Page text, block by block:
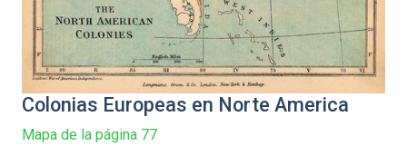
Colonias Europeas en Norte America
Mapa de la página 77